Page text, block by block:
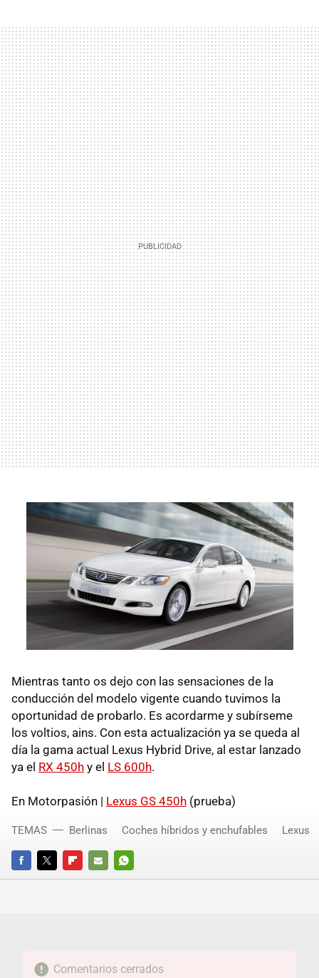
Mientras tanto os dejo con las sensaciones de la
conducción del modelo vigente cuando tuvimos la
oportunidad de probarlo. Es acordarme y subírseme
los voltios, ains. Con esta actualización ya se queda al
día la gama actual Lexus Hybrid Drive, al estar lanzado
ya el RX 450h y el LS 600h.
En Motorpasión | Lexus GS 450h (prueba)
FACEBOOKTWITTERFLIPBOARD
E-
WHATSAPP
TEMAS Berlinas Coches híbridos y enchufables Lexus
Comentarios cerrados